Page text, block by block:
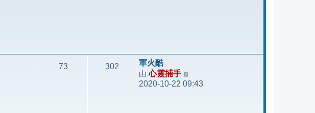
73 302
軍火酷
由心靈捕手
視
2020-10-22 09:43